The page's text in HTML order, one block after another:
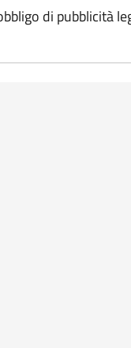
di pubblicità